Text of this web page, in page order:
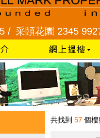
花園 2345 9927 /樂
共找到 57 個樓